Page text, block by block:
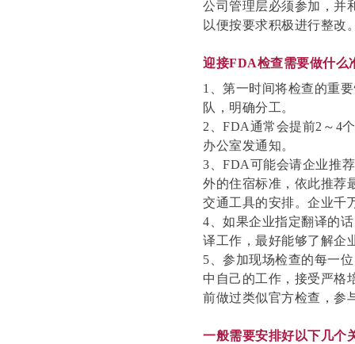
公司管理层必须参加，并
以便按要求积极进行整改
迎接FDA检查需要做什么
1、第一时间将检查的重
队，明确分工。
2、FDA通常会提前2～4
办公室发通知。
3、FDA可能会请企业推
外的住宿标准，依此推荐
交通工具的安排。企业千
4、如果企业指定翻译的
译工作，最好能够了解企
5、参加现场检查的每一
中自己的工作，接受严格
前做过类似官方检查，参
一般需要安排好以下几个